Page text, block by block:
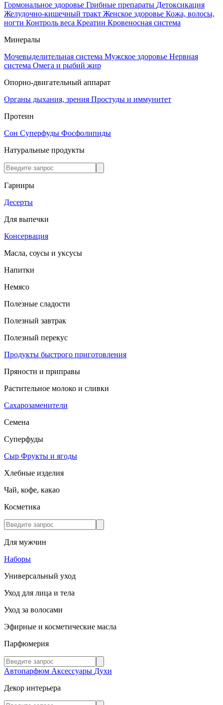
Гормональное здоровье Грибные препараты Детоксикация
Желудочно-кишечный тракт Женское здоровье Кожа, волосы,
ногти Контроль веса Креатин Кровеносная система
Минералы
Мочевыделительная система Мужское здоровье Нервная
система Омега и рыбий жир
Опорно-двигательный аппарат
Органы дыхания, зрения Простуды и иммунитет
Протеин
Сон Суперфуды Фосфолипиды
Натуральные продукты
Гарниры
Десерты
Для выпечки
Консервация
Масла, соусы и уксусы
Напитки
Немясо
Полезные сладости
Полезный завтрак
Полезный перекус
Продукты быстрого приготовления
Пряности и приправы
Растительное молоко и сливки
Сахарозаменители
Семена
Суперфуды
Сыр Фрукты и ягоды
Хлебные изделия
Чай, кофе, какао
Косметика
Для мужчин
Наборы
Универсальный уход
Уход для лица и тела
Уход за волосами
Эфирные и косметические масла
Парфюмерия
Автопарфюм Аксессуары Духи
Декор интерьера